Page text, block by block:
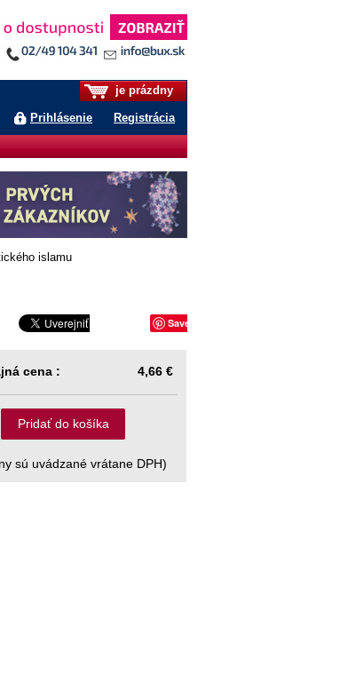
je prázdny
Prihlásenie Registrácia
islamu
Save
cena : 4,66 €
Pridať do košíka
sú uvádzané vrátane DPH)